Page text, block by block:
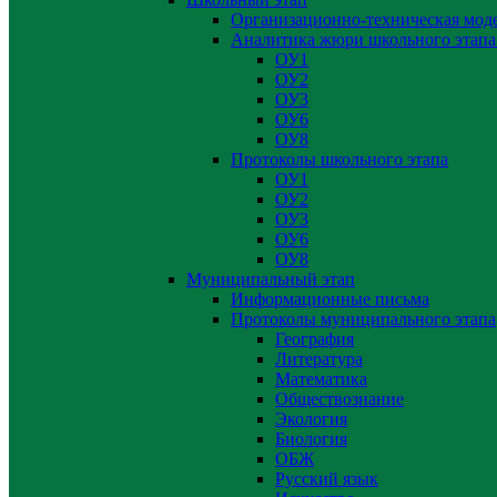
Организационно-техническая
Аналитика жюри школьного
ОУ1
ОУ2
ОУ3
ОУ6
ОУ8
Протоколы школьного этапа
ОУ1
ОУ2
ОУ3
ОУ6
ОУ8
Муниципальный этап
Информационные письма
Протоколы муниципального этапа
География
Литература
Математика
Обществознание
Экология
Биология
ОБЖ
Русский язык